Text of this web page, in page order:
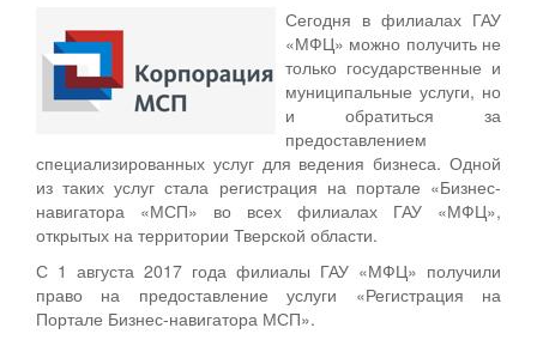
Сегодня в филиалах ГАУ
«МФЦ» можно получить не
только государственные и
муниципальные услуги, но
и обратиться за
предоставлением
специализированных услуг для ведения бизнеса. Одной
из таких услуг стала регистрация на портале «Бизнес-
навигатора «МСП» во всех филиалах ГАУ «МФЦ»,
открытых на территории Тверской области.
С 1 августа 2017 года филиалы ГАУ «МФЦ» получили
право на предоставление услуги «Регистрация на
Портале Бизнес-навигатора МСП».